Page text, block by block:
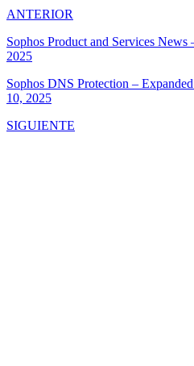
ANTERIOR
Sophos Product and Services News
2025
Sophos DNS Protection –
10, 2025
SIGUIENTE